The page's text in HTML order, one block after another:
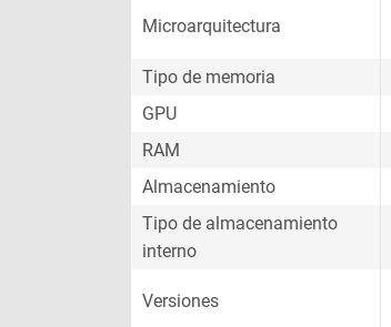
Microarquitectura
Tipo de memoria
GPU
RAM
Almacenamiento
Tipo de almacenamiento
interno
Versiones